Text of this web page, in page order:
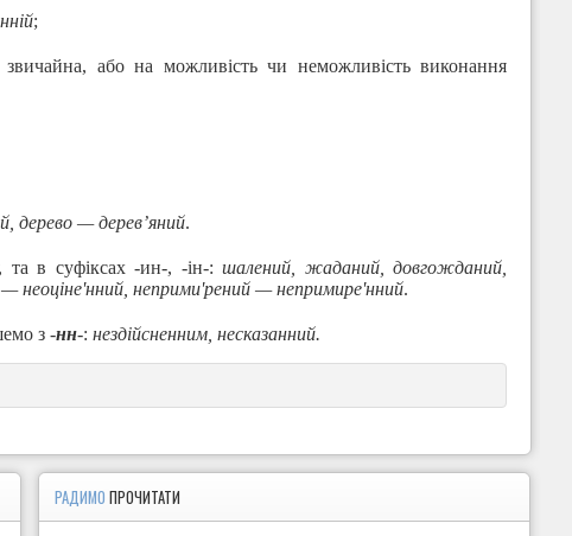
;
або на можливість чи неможливість виконання
дерево — дерев’яний.
та в суфіксах-ин-, -ін-:шалений, жаданий, довгожданий,
неоціне'нний, неприми'рений — непримире'нний.
з -нн-: нездійсненним, несказанний.
РАДИМОПРОЧИТАТИ